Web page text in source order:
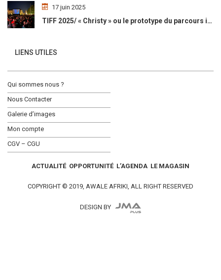
17 juin 2025
TIFF 2025/ « Christy » ou le prototype du parcours initiatique
LIENS UTILES
Qui sommes nous ?
Nous Contacter
Galerie d’images
Mon compte
CGV – CGU
ACTUALITÉ OPPORTUNITÉ L’AGENDA LE MAGASIN
COPYRIGHT © 2019, AWALE AFRIKI, ALL RIGHT RESERVED
DESIGN BY